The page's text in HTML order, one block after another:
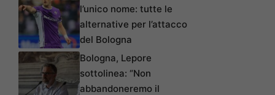
l’unico nome: tutte le
alternative per l’attacco
del Bologna
Bologna, Lepore
sottolinea: “Non
abbandoneremo il